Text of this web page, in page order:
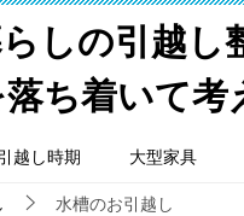
しの引越し
ち着いて考
越し時期 大型家具
水槽のお引越し